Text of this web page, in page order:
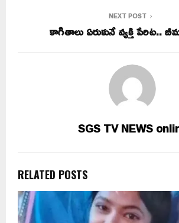
NEXT POST
కాగితాలు ఏరుకునే వ్యక్తి
SGS TV NEWS
RELATED POSTS